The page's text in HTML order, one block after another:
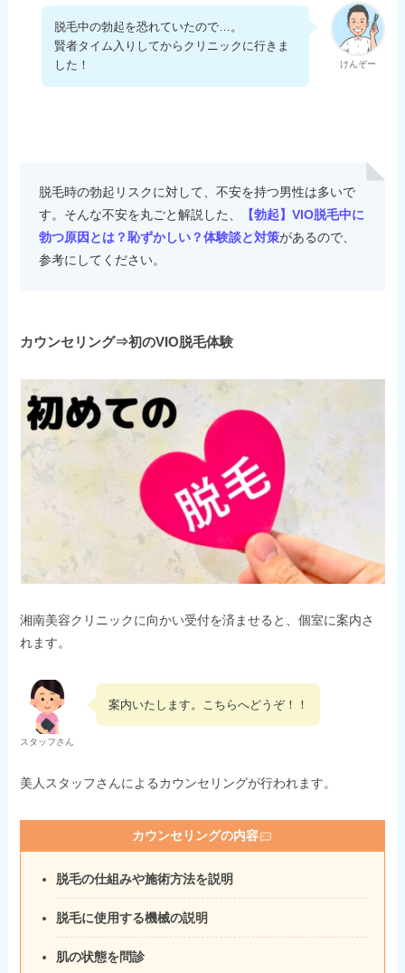
けんぞー
脱毛中の勃起を恐れていたので…。
賢者タイム入りしてからクリニックに行きま
した！
脱毛時の勃起リスクに対して、不安を持つ男性は多いで
す。そんな不安を丸ごと解説した、
【勃起】VIO脱毛中に
勃つ原因とは？恥ずかしい？体験談と対策があるので、
参考にしてください。
カウンセリング⇒初のVIO脱毛体験
湘南美容クリニックに向かい受付を済ませると、個室に案内さ
れます。
スタッフさん
案内いたします。こちらへどうぞ！！
美人スタッフさんによるカウンセリングが行われます。
カウンセリングの内容
脱毛の仕組みや施術方法を説明
脱毛に使用する機械の説明
肌の状態を問診